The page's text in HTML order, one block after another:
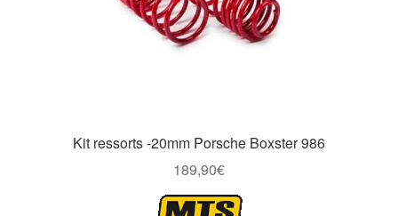
Kit ressorts -20mm Porsche Boxster 986
189,90€